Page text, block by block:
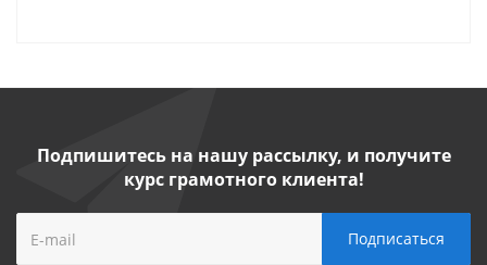
Подпишитесь на нашу рассылку, и получите
курс грамотного клиента!